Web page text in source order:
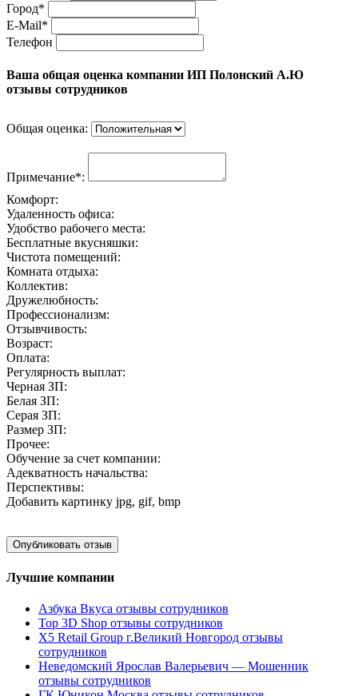
Город*
E-Mail*
Телефон
Ваша общая оценка компании ИП Полонский А.Ю
отзывы сотрудников
Общая оценка:
Примечание*:
Комфорт:
Удаленность офиса:
Удобство рабочего места:
Бесплатные вкусняшки:
Чистота помещений:
Комната отдыха:
Коллектив:
Дружелюбность:
Профессионализм:
Отзывчивость:
Возраст:
Оплата:
Регулярность выплат:
Черная ЗП:
Белая ЗП:
Серая ЗП:
Размер ЗП:
Прочее:
Обучение за счет компании:
Адекватность начальства:
Перспективы:
Добавить картинку jpg, gif, bmp
Лучшие компании
Азбука Вкуса отзывы сотрудников
Top 3D Shop отзывы сотрудников
X5 Retail Group г.Великий Новгород отзывы
сотрудников
Неведомский Ярослав Валерьевич — Мошенник
отзывы сотрудников